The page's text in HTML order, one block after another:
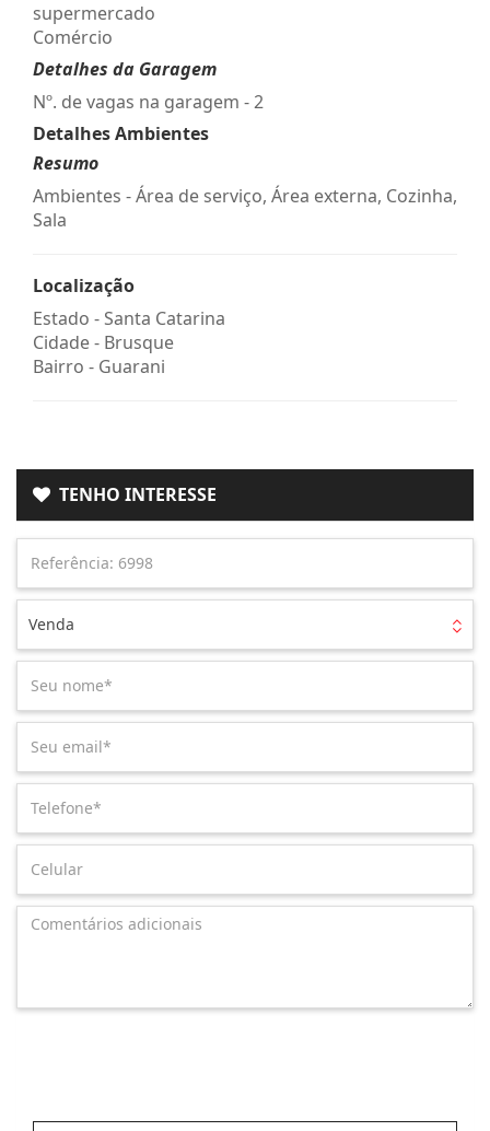
supermercado
Comércio
Detalhes da Garagem
Nº. de vagas na garagem - 2
Detalhes Ambientes
Resumo
Ambientes - Área de serviço, Área externa, Cozinha,
Sala
Localização
Estado -Santa Catarina
Cidade - Brusque
Bairro - Guarani
TENHO INTERESSE
Venda